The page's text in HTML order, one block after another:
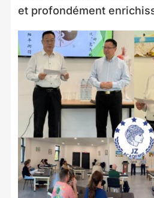
et profondément